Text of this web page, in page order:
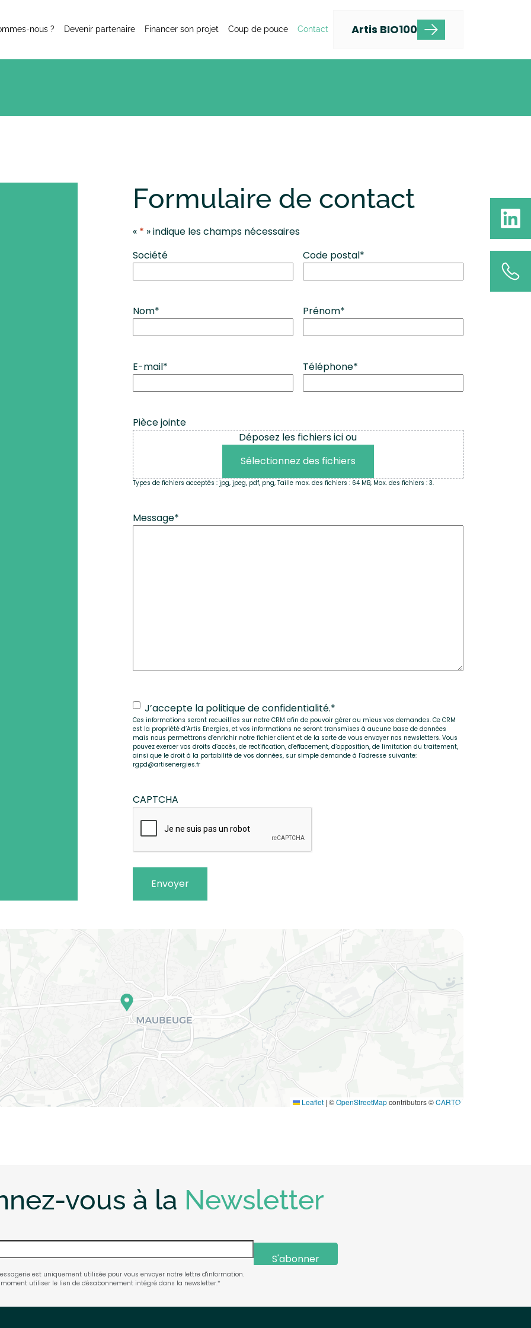
nous ? Devenir partenaire Financer son projet Coup de pouce Contact Artis BIO100
Formulaire de contact
« * » indique les champs nécessaires
Société
Code postal*
Nom* Prénom*
E-mail* Téléphone*
Pièce jointe
Déposez les fichiers ici ou
Sélectionnez des fichiers
Types de fichiers acceptés : jpg, jpeg, pdf, png, Taille max. des fichiers : 64 MB, Max. des fichiers : 3.
Message*
RGPD*
J’accepte la politique de confidentialité.*
Ces informations seront recueillies sur notre CRM afin de pouvoir gérer au mieux vos demandes. Ce CRM
est la propriété d’Artis Energies, et vos informations ne seront transmises à aucune base de données
mais nous permettrons d’enrichir notre fichier client et de la sorte de vous envoyer nos newsletters. Vous
pouvez exercer vos droits d’accès, de rectification, d’effacement, d’opposition, de limitation du traitement,
ainsi que le droit à la portabilité de vos données, sur simple demande à l’adresse suivante:
rgpd@artisenergies.fr
CAPTCHA
Envoyer
Leaflet | ©OpenStreetMapcontributors ©CARTO
vous à la Newsletter
est uniquement utilisée pour vous envoyer notre lettre d'information.
utiliser le lien de désabonnement intégré dans la newsletter.*
S'abonner